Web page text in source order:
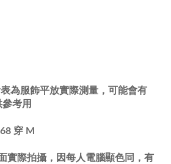
為服飾平放實際測量，可能會有
考用
穿 M
實際拍攝，因每人電腦顯色同，有